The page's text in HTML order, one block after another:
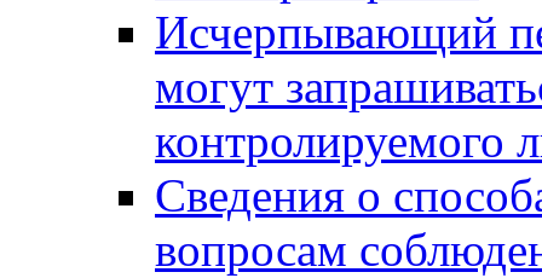
Исчерпывающий
могут
контролируемого
Сведения о
вопросам